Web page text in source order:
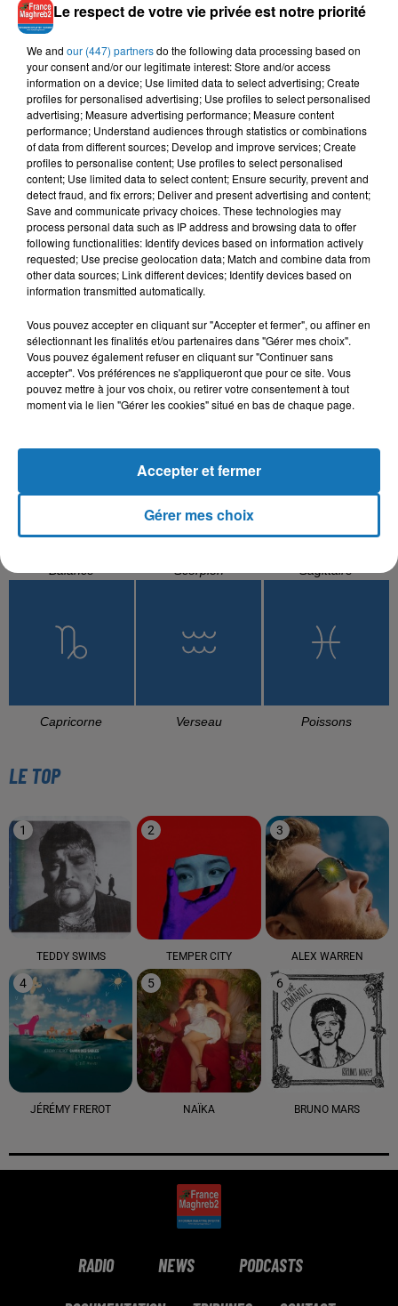
L'HOROSCOPE
Bélier Taureau Gémeaux
Balance Scorpion Sagittaire
Capricorne Verseau Poissons
LE TOP
1
TEDDY SWIMS
2
TEMPER CITY
3
ALEX WARREN
4
JÉRÉMY FREROT
5
NAÏKA
6
BRUNO MARS
RADIO NEWS PODCASTS
Le respect de votre vie privée est notre priorité
We and our (447) partnersdo the following data processing based on
your consent and/or our legitimate interest: Store and/or access
information on a device; Use limited data to select advertising; Create
profiles for personalised advertising; Use profiles to select personalised
advertising; Measure advertising performance; Measure content
performance; Understand audiences through statistics or combinations
of data from different sources; Develop and improve services; Create
profiles to personalise content; Use profiles to select personalised
content; Use limited data to select content; Ensure security, prevent and
detect fraud, and fix errors; Deliver and present advertising and content;
Save and communicate privacy choices. These technologies may
process personal data such as IP address and browsing data to offer
following functionalities: Identify devices based on information actively
requested; Use precise geolocation data; Match and combine data from
other data sources; Link different devices; Identify devices based on
information transmitted automatically.
Vous pouvez accepter en cliquant sur "Accepter et fermer", ou affiner en
sélectionnant les finalités et/ou partenaires dans "Gérer mes choix".
Vous pouvez également refuser en cliquant sur "Continuer sans
accepter". Vos préférences ne s'appliqueront que pour ce site. Vous
pouvez mettre à jour vos choix, ou retirer votre consentement à tout
moment via le lien "Gérer les cookies" situé en bas de chaque page.
Gérer mes choix
Accepter et fermer